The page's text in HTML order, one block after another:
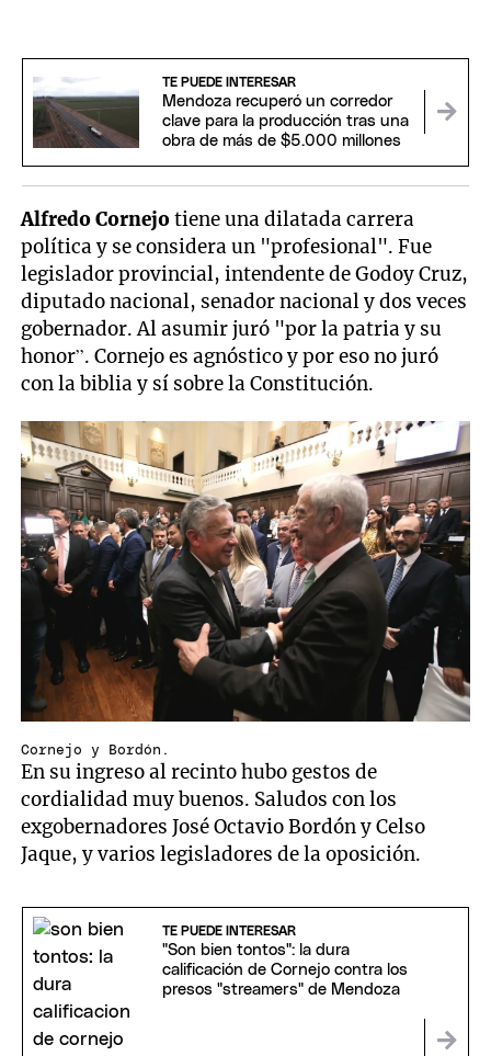
TE PUEDE INTERESAR
Mendoza recuperó un corredor
clave para la producción tras una
obra de más de $5.000 millones
Alfredo Cornejotiene una dilatada carrera
política y se considera un "profesional". Fue
legislador provincial, intendente de Godoy Cruz,
diputado nacional, senador nacional y dos veces
gobernador. Al asumir juró "por la patria y su
honor”. Cornejo es agnóstico y por eso no juró
con la biblia y sí sobre la Constitución.
Cornejo y Bordón.
En su ingreso al recinto hubo gestos de
cordialidad muy buenos. Saludos con los
exgobernadores José Octavio Bordón y Celso
Jaque, y varios legisladores de la oposición.
TE PUEDE INTERESAR
"Son bien tontos": la dura
calificación de Cornejo contra los
presos "streamers" de Mendoza